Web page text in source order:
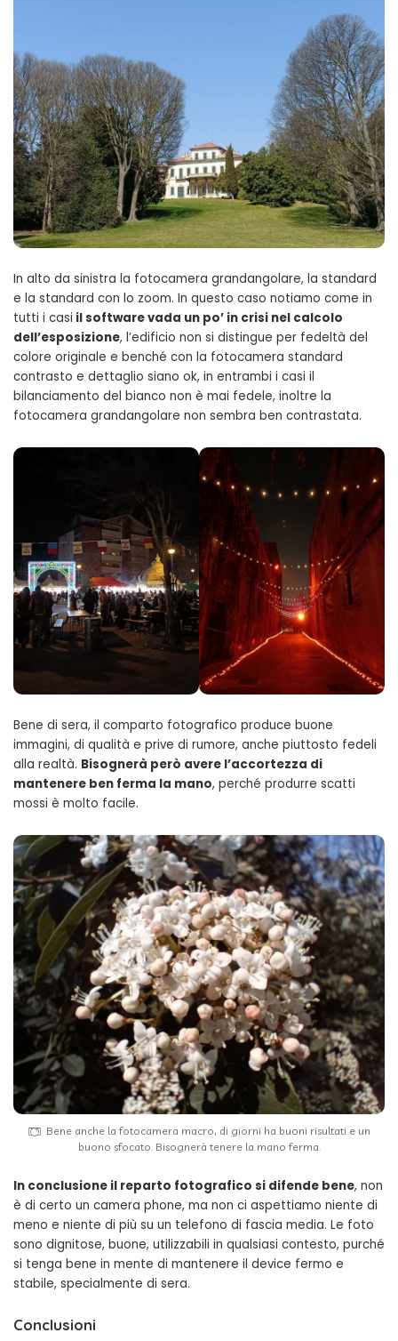
In alto da sinistra la fotocamera grandangolare, la standard
e la standard con lo zoom. In questo caso notiamo come in
tutti i casi il software vada un po’ in crisi nel calcolo
dell’esposizione, l’edificio non si distingue per fedeltà del
colore originale e benché con la fotocamera standard
contrasto e dettaglio siano ok, in entrambi i casi il
bilanciamento del bianco non è mai fedele, inoltre la
fotocamera grandangolare non sembra ben contrastata.
Bene di sera, il comparto fotografico produce buone
immagini, di qualità e prive di rumore, anche piuttosto fedeli
alla realtà. Bisognerà però avere l’accortezza di
mantenere ben ferma la mano, perché produrre scatti
mossi è molto facile.
Bene anche la fotocamera macro, di giorni ha buoni risultati e un
buono sfocato. Bisognerà tenere la mano ferma.
In conclusione il reparto fotografico si difende bene, non
è di certo un camera phone, ma non ci aspettiamo niente di
meno e niente di più su un telefono di fascia media. Le foto
sono dignitose, buone, utilizzabili in qualsiasi contesto, purché
si tenga bene in mente di mantenere il device fermo e
stabile, specialmente di sera.
Conclusioni